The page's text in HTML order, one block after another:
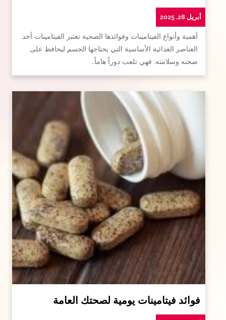
أبريل 28, 2025
أهمية وأنواع الفيتامينات وفوائدها الصحية تعتبر الفيتامينات أحد
العناصر الغذائية الأساسية التي يحتاجها الجسم ليحافظ على
صحته وسلامته. فهي تلعب دوراً هاماً…
فوائد فيتامينات يومية لصحتك العامة